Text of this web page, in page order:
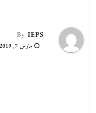
By IEPS
مارس 7, 2019